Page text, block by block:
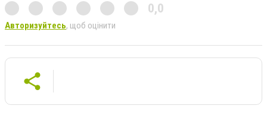
0,0
Авторизуйтесь, щоб оцінити